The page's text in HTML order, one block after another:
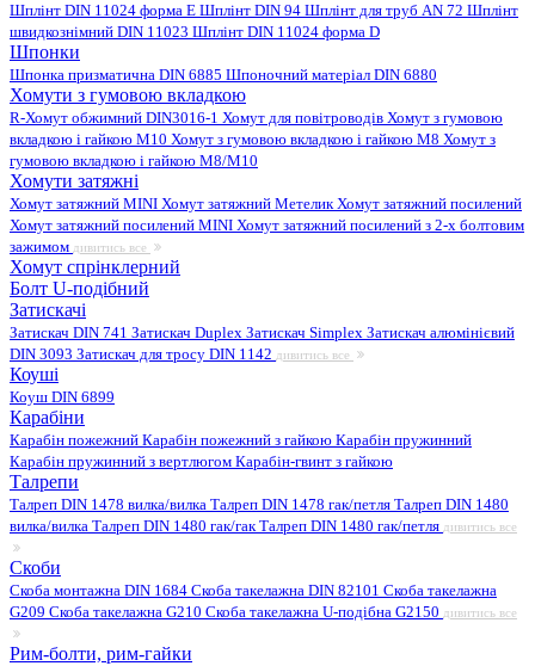
Шплінт DIN 11024 форма E Шплінт DIN 94 Шплінт для труб AN 72 Шплінт
швидкознімний DIN 11023 Шплінт DIN 11024 форма D
Шпонки
Шпонка призматична DIN 6885 Шпоночний матеріал DIN 6880
Хомути з гумовою вкладкою
R-Хомут обжимний DIN3016-1 Хомут для повітроводів Хомут з гумовою
вкладкою і гайкою M10 Хомут з гумовою вкладкою і гайкою M8 Хомут з
гумовою вкладкою і гайкою М8/M10
Хомути затяжні
Хомут затяжний MINI Хомут затяжний МетеликХомут затяжний посилений
Хомут затяжний посилений MINI Хомут затяжний посилений з 2-х болтовим
зажимом дивитись все
Хомут спрінклерний
Болт U-подібний
Затискачі
Затискач DIN 741 Затискач Duplex Затискач Simplex Затискач алюмінієвий
DIN 3093 Затискач для тросу DIN 1142 дивитись все
Коуші
Коуш DIN 6899
Карабіни
Карабін пожежний Карабін пожежний з гайкою Карабін пружинний
Карабін пружинний з вертлюгом Карабін-гвинт з гайкою
Талрепи
Талреп DIN 1478 вилка/вилка Талреп DIN 1478 гак/петля Талреп DIN 1480
вилка/вилка Талреп DIN 1480 гак/гакТалреп DIN 1480 гак/петля дивитись все
Скоби
Скоба монтажна DIN 1684 Скоба такелажна DIN 82101 Скоба такелажна
G209 Скоба такелажна G210 Скоба такелажна U-подібна G2150 дивитись все
Рим-болти, рим-гайки